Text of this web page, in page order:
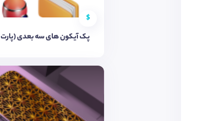
$
پک آیکون های سه بعدی (پارت ۲)